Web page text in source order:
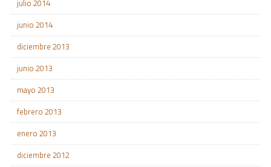
julio 2014
junio 2014
diciembre 2013
junio 2013
mayo 2013
febrero 2013
enero 2013
diciembre 2012